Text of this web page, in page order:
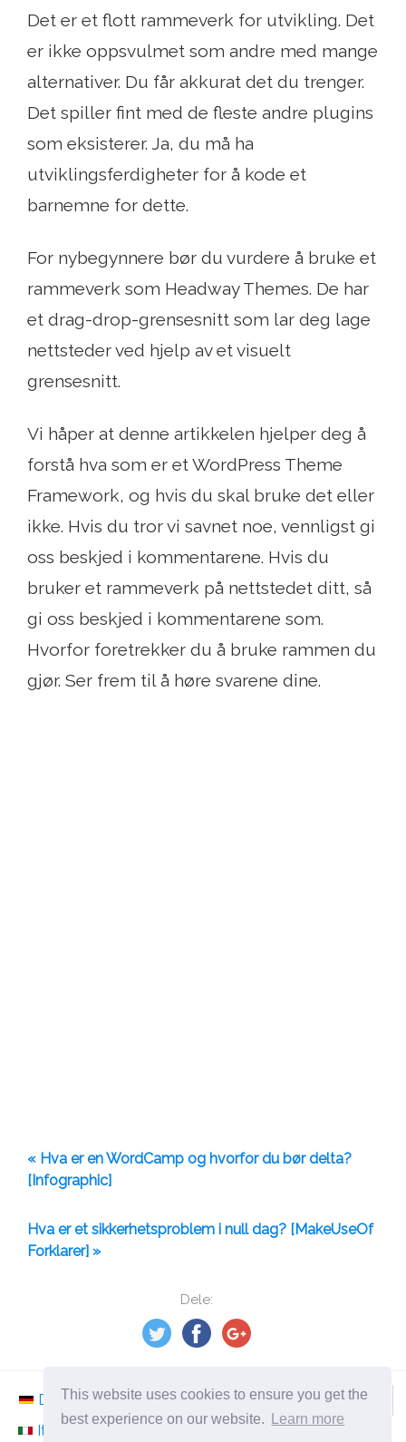
This website uses cookies to ensure you get the
best experience on our website.
Learn more
Dele:
Det er et flott rammeverk for utvikling. Det
er ikke oppsvulmet som andre med mange
alternativer. Du får akkurat det du trenger.
Det spiller fint med de fleste andre plugins
som eksisterer. Ja, du må ha
utviklingsferdigheter for å kode et
barnemne for dette.
For nybegynnere bør du vurdere å bruke et
rammeverk som Headway Themes. De har
et drag-drop-grensesnitt som lar deg lage
nettsteder ved hjelp av et visuelt
grensesnitt.
Vi håper at denne artikkelen hjelper deg å
forstå hva som er et WordPress Theme
Framework, og hvis du skal bruke det eller
ikke. Hvis du tror vi savnet noe, vennligst gi
oss beskjed i kommentarene. Hvis du
bruker et rammeverk på nettstedet ditt, så
gi oss beskjed i kommentarene som.
Hvorfor foretrekker du å bruke rammen du
gjør. Ser frem til å høre svarene dine.
« Hva er en WordCamp og hvorfor du bør delta?
[Infographic]
Hva er et sikkerhetsproblem i null dag? [MakeUseOf
Forklarer] »
Deutsch Nederlands Svenska
Norsk
Italiano
Español Românesc